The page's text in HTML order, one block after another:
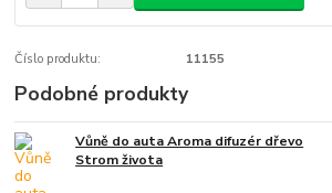
Číslo produktu: 11155
Podobné produkty
Vůně do auta Aroma difuzér dřevo
Strom života